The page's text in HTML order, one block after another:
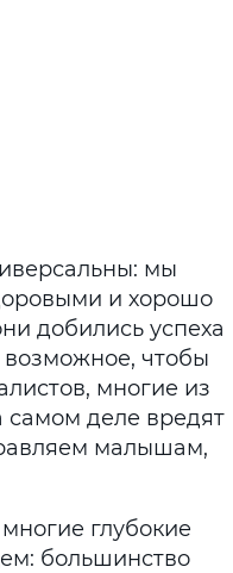
мы
и хорошо
добились успеха
чтобы
многие из
самом деле вредят
малышам,
глубокие
большинство